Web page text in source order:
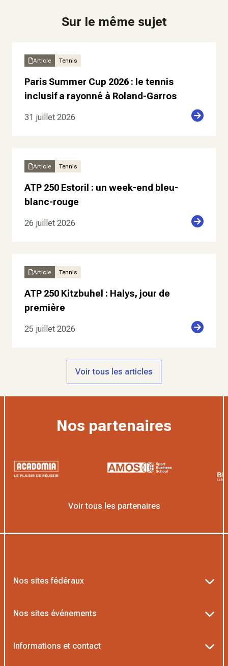
Sur le même sujet
Article Tennis
Paris Summer Cup 2026 : le tennis
inclusif a rayonné à Roland-Garros
31 juillet 2026
Article Tennis
ATP 250 Estoril : un week-end bleu-
blanc-rouge
26 juillet 2026
Article Tennis
ATP 250 Kitzbuhel : Halys, jour de
première
25 juillet 2026
Voir tous les articles
Nos partenaires
Voir tous les partenaires
Nos sites fédéraux
Nos sites événements
Informations et contact